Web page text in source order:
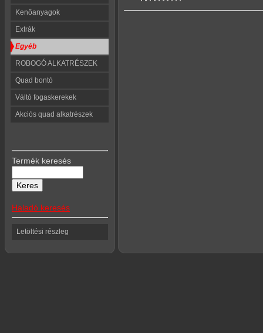
Kenőanyagok
Extrák
Egyéb
ROBOGÓ ALKATRÉSZEK
Quad bontó
Váltó fogaskerekek
Akciós quad alkatrészek
Termék keresés
Haladó keresés
Letöltési részleg